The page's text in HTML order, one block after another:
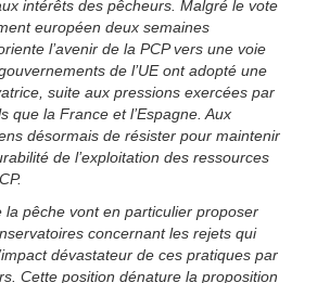
intérêts des pêcheurs. Malgré le vote
européen deux semaines
l’avenir de la PCP vers une voie
de l’UE ont adopté une
suite aux pressions exercées par
que la France et l’Espagne. Aux
désormais de résister pour maintenir
de l’exploitation des ressources
la pêche vont en particulier proposer
concernant les rejets qui
dévastateur de ces pratiques par
Cette position dénature la proposition